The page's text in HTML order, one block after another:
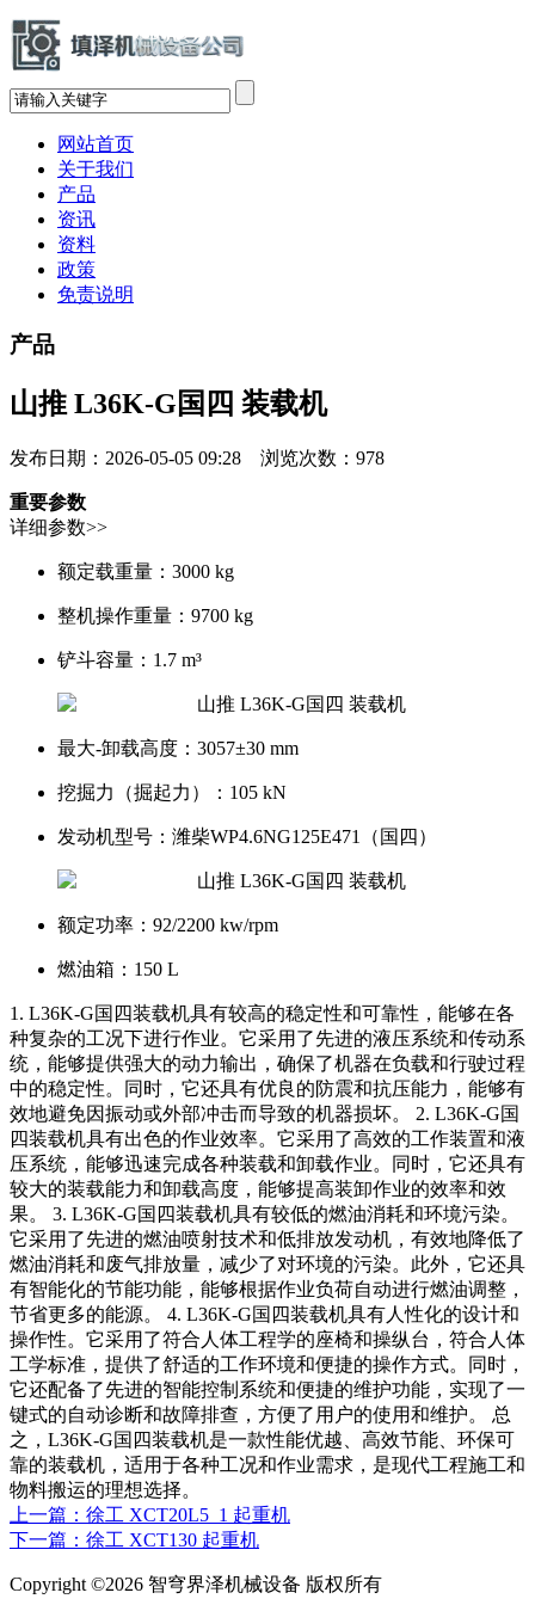
网站首页
关于我们
产品
资讯
资料
政策
免责说明
产品
山推 L36K-G国四 装载机
发布日期：2026-05-05 09:28 浏览次数： 978
重要参数
详细参数>>
额定载重量： 3000 kg
整机操作重量： 9700 kg
铲斗容量： 1.7 m³
最大-卸载高度： 3057±30 mm
挖掘力（掘起力）： 105 kN
发动机型号： 潍柴WP4.6NG125E471（国四）
额定功率： 92/2200 kw/rpm
燃油箱： 150 L
1. L36K-G国四装载机具有较高的稳定性和可靠性，能够在各
种复杂的工况下进行作业。它采用了先进的液压系统和传动系
统，能够提供强大的动力输出，确保了机器在负载和行驶过程
中的稳定性。同时，它还具有优良的防震和抗压能力，能够有
效地避免因振动或外部冲击而导致的机器损坏。 2. L36K-G国
四装载机具有出色的作业效率。它采用了高效的工作装置和液
压系统，能够迅速完成各种装载和卸载作业。同时，它还具有
较大的装载能力和卸载高度，能够提高装卸作业的效率和效
果。 3. L36K-G国四装载机具有较低的燃油消耗和环境污染。
它采用了先进的燃油喷射技术和低排放发动机，有效地降低了
燃油消耗和废气排放量，减少了对环境的污染。此外，它还具
有智能化的节能功能，能够根据作业负荷自动进行燃油调整，
节省更多的能源。 4. L36K-G国四装载机具有人性化的设计和
操作性。它采用了符合人体工程学的座椅和操纵台，符合人体
工学标准，提供了舒适的工作环境和便捷的操作方式。同时，
它还配备了先进的智能控制系统和便捷的维护功能，实现了一
键式的自动诊断和故障排查，方便了用户的使用和维护。 总
之，L36K-G国四装载机是一款性能优越、高效节能、环保可
靠的装载机，适用于各种工况和作业需求，是现代工程施工和
物料搬运的理想选择。
上一篇：徐工 XCT20L5_1 起重机
下一篇：徐工 XCT130 起重机
Copyright ©2026 智穹界泽机械设备 版权所有